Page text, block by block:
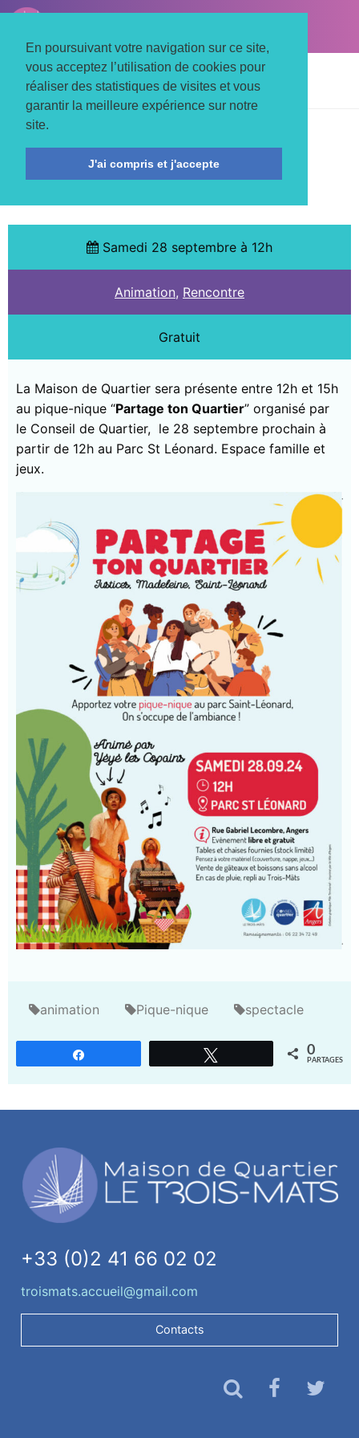
En poursuivant votre navigation sur ce site,
vous acceptez l’utilisation de cookies pour
réaliser des statistiques de visites et vous
garantir la meilleure expérience sur notre
site.
J'ai compris et j'accepte
LE TROIS MATS
Accueil Actualités
Animation
Partage ton quartier
JUSTICES, MADELEINE, ST
LÉONARD
Samedi 28 septembre à 12h
Animation, Rencontre
Gratuit
La Maison de Quartier sera présente entre 12h et 15h
au pique-nique “Partage ton Quartier” organisé par
le Conseil de Quartier, le 28 septembre prochain à
partir de 12h au Parc St Léonard. Espace famille et
jeux.
animation Pique-nique spectacle
0
PARTAGES
+33 (0)2 41 66 02 02
troismats.accueil@gmail.com
Contacts